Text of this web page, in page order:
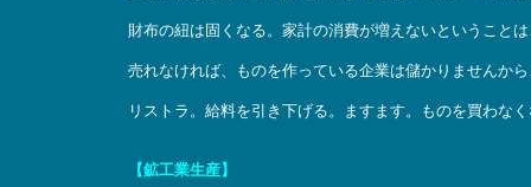
財布の紐は固くなる。家計の消費が増えないということ
売れなければ、ものを作っている企業は儲かりませんか
リストラ。給料を引き下げる。ますます。ものを買わな
【鉱工業生産】